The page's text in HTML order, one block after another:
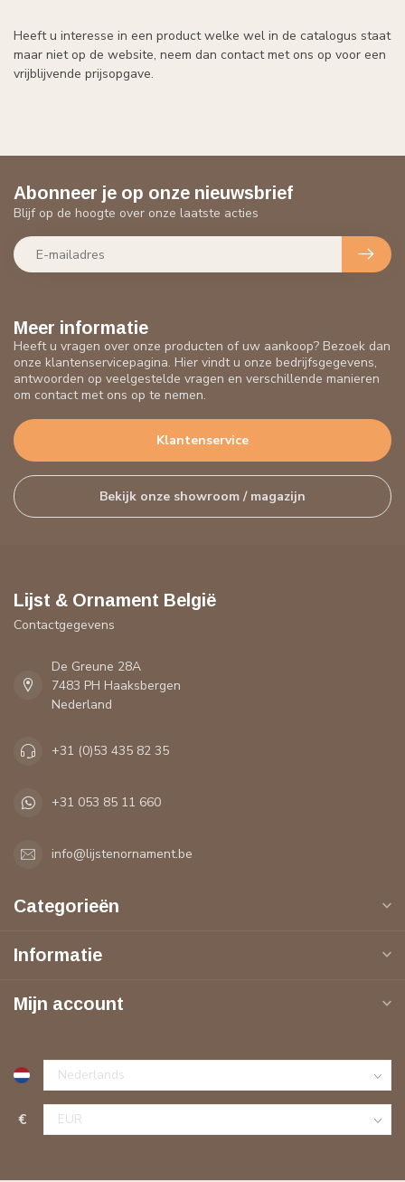
Heeft u interesse in een product welke wel in de catalogus staat
maar niet op de website, neem dan contact met ons op voor een
vrijblijvende prijsopgave.
Meer informatie
Heeft u vragen over onze producten of uw aankoop? Bezoek dan
onze klantenservicepagina. Hier vindt u onze bedrijfsgegevens,
antwoorden op veelgestelde vragen en verschillende manieren
om contact met ons op te nemen.
Klantenservice
Bekijk onze showroom / magazijn
Abonneer je op onze nieuwsbrief
Blijf op de hoogte over onze laatste acties
Lijst & Ornament België
Contactgegevens
De Greune 28A
7483 PH Haaksbergen
Nederland
+31 (0)53 435 82 35
+31 053 85 11 660
info@lijstenornament.be
Categorieën
Informatie
Mijn account
€